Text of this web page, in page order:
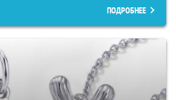
ПОДРОБНЕЕ